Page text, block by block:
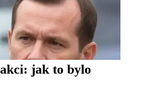
jak to bylo